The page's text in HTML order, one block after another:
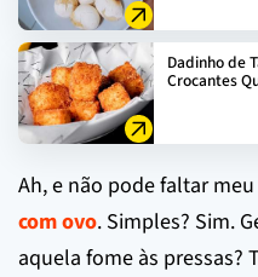
Dadinho de
Crocantes
Ah, e não pode faltar
com ovo. Simples? Sim.
aquela fome às pressas?